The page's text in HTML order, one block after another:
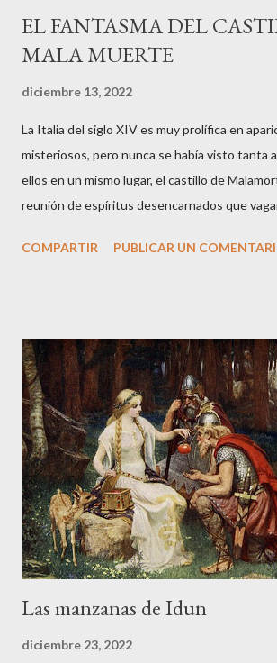
EL FANTASMA DEL
MALA MUERTE
diciembre 13, 2022
La Italia del siglo XIV es muy prolífica en
misteriosos, pero nunca se había visto tanta
ellos en un mismo lugar, el castillo de
reunión de espíritus desencarnados que
llevaron a la muerte. Arranco la narración de
la fortaleza. La noche caía sobre la ciudad de
tocaron el hombro por detrás. Las armaduras
rostros de aquellos personajes tan
les siguiera y Vitorio, intrigado, decidió
del castillo, los dos guerreros medievales le
falso donde estaba guardado un fabuloso
pusieron una condición, pero si no la cumplía
COMPARTIR PUBLICAR UN
Las manzanas de Idun
diciembre 23, 2022